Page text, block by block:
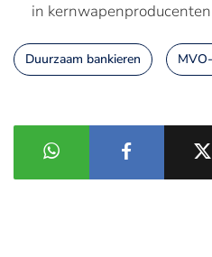
in
Duurzaam bankieren